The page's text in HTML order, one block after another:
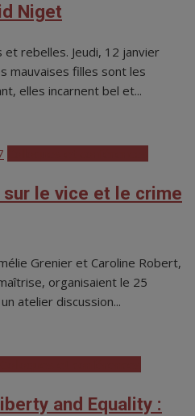
Niget
rebelles. Jeudi, 12 janvier
mauvaises filles sont les
elles incarnent bel et...
sur le vice et le crime
Grenier et Caroline Robert,
organisaient le 25
atelier discussion...
and Equality :